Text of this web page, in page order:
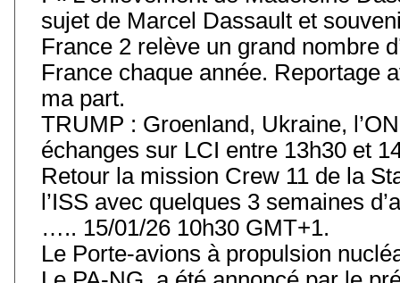
sujet de Marcel Dassault et
France 2 relève un grand nombre
France chaque année. Reportage
ma part.
TRUMP : Groenland, Ukraine,
échanges sur LCI entre 13h30 et
Retour la mission Crew 11 de la
l’ISS avec quelques 3 semaines
….. 15/01/26 10h30 GMT+1.
Le Porte-avions à propulsion